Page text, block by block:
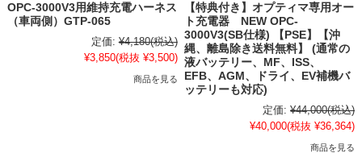
OPC-3000V3用維持充電ハーネス
（車両側）GTP-065
定価: ¥4,180(税込)
¥3,850(税抜 ¥3,500)
商品を見る
【特典付き】オプティマ専用オー
ト充電器 NEW OPC-
3000V3(SB仕様) 【PSE】【沖
縄、離島除き送料無料】 (通常の
液バッテリー、MF、ISS、
EFB、AGM、ドライ、EV補機バ
ッテリーも対応)
定価: ¥44,000(税込)
¥40,000(税抜 ¥36,364)
商品を見る